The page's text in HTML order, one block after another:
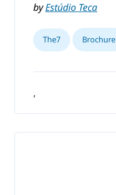
byEstúdio Teca
The7 Brochure
,